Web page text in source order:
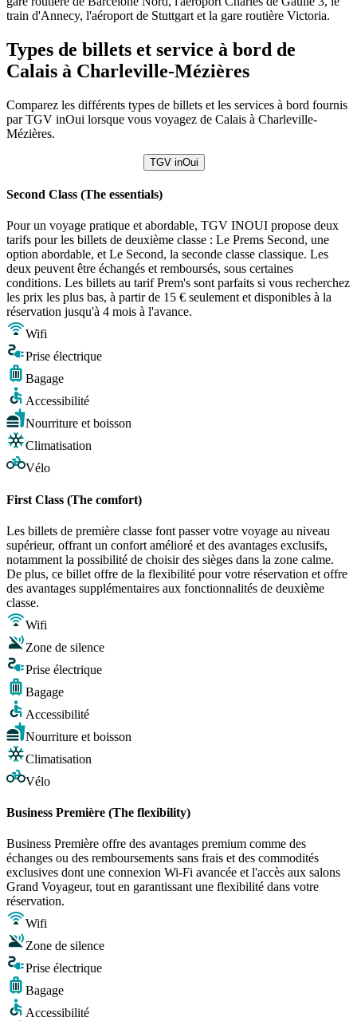
train d'Annecy, l'aéroport de Stuttgart et la gare routière Victoria.
Types de billets et service à bord de
Calais à Charleville-Mézières
Comparez les différents types de billets et les services à bord fournis
par TGV inOui lorsque vous voyagez de Calais à Charleville-
Mézières.
TGV inOui
Second Class (The essentials)
Pour un voyage pratique et abordable, TGV INOUI propose deux
tarifs pour les billets de deuxième classe : Le Prems Second, une
option abordable, et Le Second, la seconde classe classique. Les
deux peuvent être échangés et remboursés, sous certaines
conditions. Les billets au tarif Prem's sont parfaits si vous recherchez
les prix les plus bas, à partir de 15 € seulement et disponibles à la
réservation jusqu'à 4 mois à l'avance.
Wifi
Prise électrique
Bagage
Accessibilité
Nourriture et boisson
Climatisation
Vélo
First Class (The comfort)
Les billets de première classe font passer votre voyage au niveau
supérieur, offrant un confort amélioré et des avantages exclusifs,
notamment la possibilité de choisir des sièges dans la zone calme.
De plus, ce billet offre de la flexibilité pour votre réservation et offre
des avantages supplémentaires aux fonctionnalités de deuxième
classe.
Wifi
Zone de silence
Prise électrique
Bagage
Accessibilité
Nourriture et boisson
Climatisation
Vélo
Business Première (The flexibility)
Business Première offre des avantages premium comme des
échanges ou des remboursements sans frais et des commodités
exclusives dont une connexion Wi-Fi avancée et l'accès aux salons
Grand Voyageur, tout en garantissant une flexibilité dans votre
réservation.
Wifi
Zone de silence
Prise électrique
Bagage
Accessibilité